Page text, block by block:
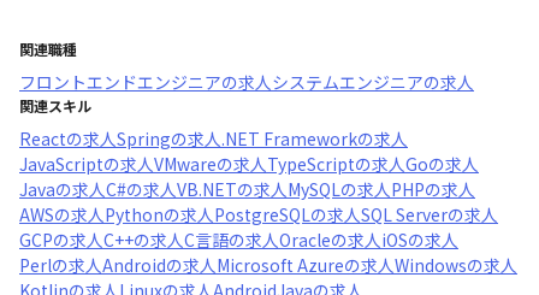
関連職種
フロントエンドエンジニアの求人システムエンジニアの求人
関連スキル
Reactの求人Springの求人.NET Frameworkの求人
JavaScriptの求人VMwareの求人TypeScriptの求人Goの求人
Javaの求人C#の求人VB.NETの求人MySQLの求人PHPの求人
AWSの求人Pythonの求人PostgreSQLの求人SQL Serverの求人
GCPの求人C++の求人C言語の求人Oracleの求人iOSの求人
Perlの求人Androidの求人Microsoft Azureの求人Windowsの求人
Kotlinの求人Linuxの求人AndroidJavaの求人